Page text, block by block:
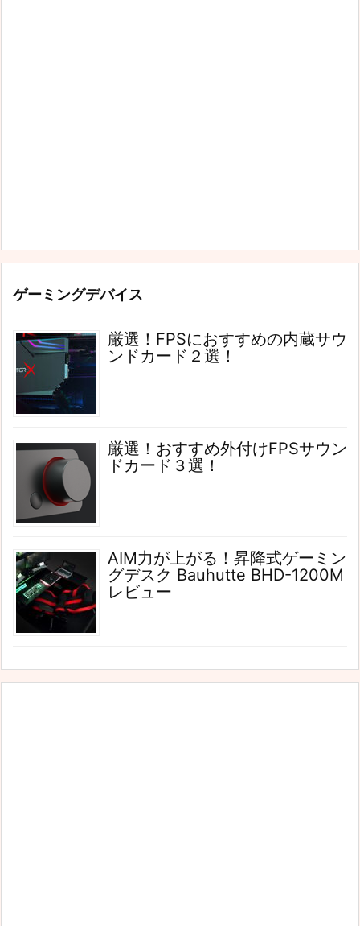
ゲーミングデバイス
厳選！FPSにおすすめの内蔵サウ
ンドカード２選！
厳選！おすすめ外付けFPSサウン
ドカード３選！
AIM力が上がる！昇降式ゲーミン
グデスク Bauhutte BHD-1200M
レビュー